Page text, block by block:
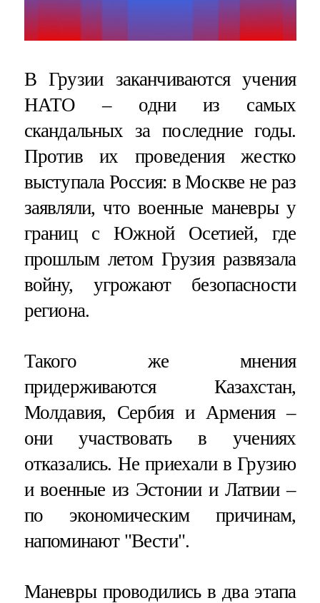
В Грузии заканчиваются учения
НАТО – одни из самых
скандальных за последние годы.
Против их проведения жестко
выступала Россия: в Москве не раз
заявляли, что военные маневры у
границ с Южной Осетией, где
прошлым летом Грузия развязала
войну, угрожают безопасности
региона.
Такого же мнения
придерживаются Казахстан,
Молдавия, Сербия и Армения –
они участвовать в учениях
отказались. Не приехали в Грузию
и военные из Эстонии и Латвии –
по экономическим причинам,
напоминают "Вести".
Маневры проводились в два этапа